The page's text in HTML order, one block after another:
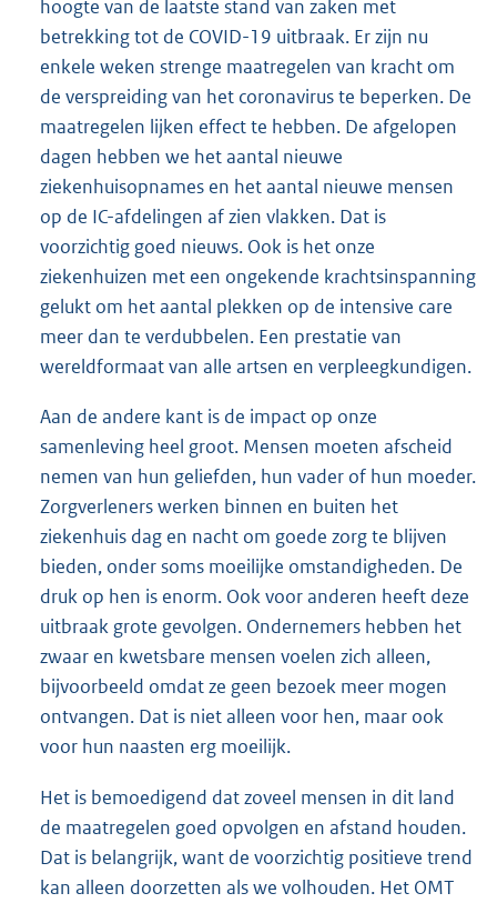
hoogte van de laatste stand van zaken met
betrekking tot de COVID-19 uitbraak. Er zijn nu
enkele weken strenge maatregelen van kracht om
de verspreiding van het coronavirus te beperken. De
maatregelen lijken effect te hebben. De afgelopen
dagen hebben we het aantal nieuwe
ziekenhuisopnames en het aantal nieuwe mensen
op de IC-afdelingen af zien vlakken. Dat is
voorzichtig goed nieuws. Ook is het onze
ziekenhuizen met een ongekende krachtsinspanning
gelukt om het aantal plekken op de intensive care
meer dan te verdubbelen. Een prestatie van
wereldformaat van alle artsen en verpleegkundigen.
Aan de andere kant is de impact op onze
samenleving heel groot. Mensen moeten afscheid
nemen van hun geliefden, hun vader of hun moeder.
Zorgverleners werken binnen en buiten het
ziekenhuis dag en nacht om goede zorg te blijven
bieden, onder soms moeilijke omstandigheden. De
druk op hen is enorm. Ook voor anderen heeft deze
uitbraak grote gevolgen. Ondernemers hebben het
zwaar en kwetsbare mensen voelen zich alleen,
bijvoorbeeld omdat ze geen bezoek meer mogen
ontvangen. Dat is niet alleen voor hen, maar ook
voor hun naasten erg moeilijk.
Het is bemoedigend dat zoveel mensen in dit land
de maatregelen goed opvolgen en afstand houden.
Dat is belangrijk, want de voorzichtig positieve trend
kan alleen doorzetten als we volhouden. Het OMT